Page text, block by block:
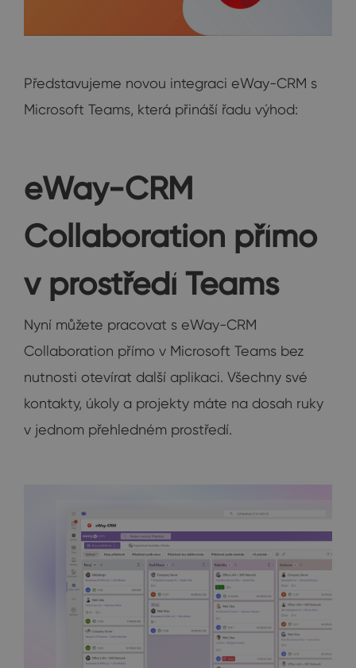
Představujeme novou integraci eWay-CRM s
Microsoft Teams, která přináší řadu výhod:
eWay-CRM
Collaboration přímo
v prostředí Teams
Nyní můžete pracovat s eWay-CRM
Collaboration přímo v Microsoft Teams bez
nutnosti otevírat další aplikaci. Všechny své
kontakty, úkoly a projekty máte na dosah ruky
v jednom přehledném prostředí.